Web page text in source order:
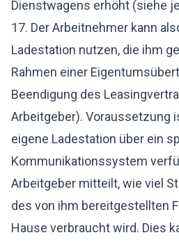
Dienstwagens erhöht (siehe
17. Der Arbeitnehmer kann
Ladestation nutzen, die ihm
Rahmen einer
Beendigung des
Arbeitgeber). Voraussetzung
eigene Ladestation über ein
Kommunikationssystem
Arbeitgeber mitteilt, wie viel
des von ihm bereitgestellten
Hause verbraucht wird. Dies